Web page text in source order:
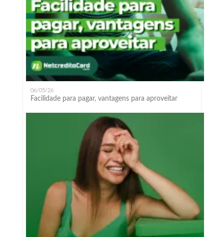
06/05/26
Facilidade para pagar, vantagens para aproveitar